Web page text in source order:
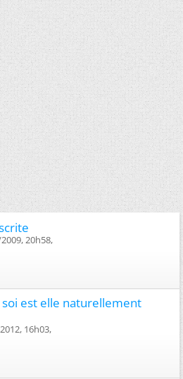
20h58,
soi est elle naturellement
16h03,